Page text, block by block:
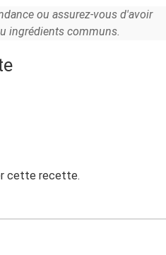
ou assurez-vous d'avoir
ingrédients communs.
cette recette.